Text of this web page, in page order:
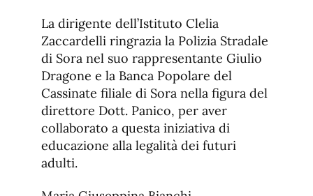
La dirigente dell’Istituto Clelia
Zaccardelli ringrazia la Polizia Stradale
di Sora nel suo rappresentante Giulio
Dragone e la Banca Popolare del
Cassinate filiale di Sora nella figura del
direttore Dott. Panico, per aver
collaborato a questa iniziativa di
educazione alla legalità dei futuri
adulti.